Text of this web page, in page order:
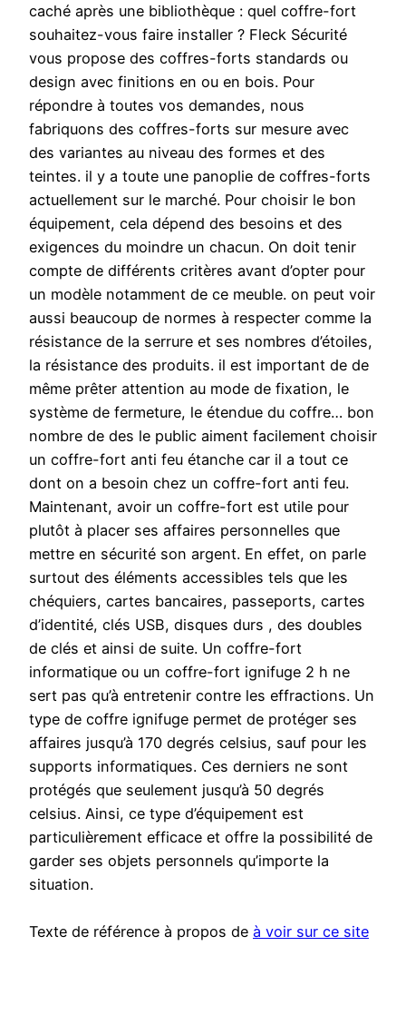
caché après une bibliothèque : quel coffre-fort
souhaitez-vous faire installer ? Fleck Sécurité
vous propose des coffres-forts standards ou
design avec finitions en ou en bois. Pour
répondre à toutes vos demandes, nous
fabriquons des coffres-forts sur mesure avec
des variantes au niveau des formes et des
teintes. il y a toute une panoplie de coffres-forts
actuellement sur le marché. Pour choisir le bon
équipement, cela dépend des besoins et des
exigences du moindre un chacun. On doit tenir
compte de différents critères avant d’opter pour
un modèle notamment de ce meuble. on peut voir
aussi beaucoup de normes à respecter comme la
résistance de la serrure et ses nombres d’étoiles,
la résistance des produits. il est important de de
même prêter attention au mode de fixation, le
système de fermeture, le étendue du coffre… bon
nombre de des le public aiment facilement choisir
un coffre-fort anti feu étanche car il a tout ce
dont on a besoin chez un coffre-fort anti feu.
Maintenant, avoir un coffre-fort est utile pour
plutôt à placer ses affaires personnelles que
mettre en sécurité son argent. En effet, on parle
surtout des éléments accessibles tels que les
chéquiers, cartes bancaires, passeports, cartes
d’identité, clés USB, disques durs , des doubles
de clés et ainsi de suite. Un coffre-fort
informatique ou un coffre-fort ignifuge 2 h ne
sert pas qu’à entretenir contre les effractions. Un
type de coffre ignifuge permet de protéger ses
affaires jusqu’à 170 degrés celsius, sauf pour les
supports informatiques. Ces derniers ne sont
protégés que seulement jusqu’à 50 degrés
celsius. Ainsi, ce type d’équipement est
particulièrement efficace et offre la possibilité de
garder ses objets personnels qu’importe la
situation.
Texte de référence à propos de à voir sur ce site